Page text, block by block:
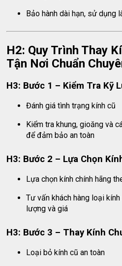
Bảo hành dài hạn, sử dụng
H2: Quy Trình Thay
Tận Nơi Chuẩn
H3: Bước 1 – Kiểm Tra Kỹ
Đánh giá tình trạng kính cũ
Kiểm tra khung, gioăng và
để đảm bảo an toàn
H3: Bước 2 – Lựa Chọn
Lựa chọn kính chính hãng
Tư vấn khách hàng loại
lượng và giá
H3: Bước 3 – Thay Kính
Loại bỏ kính cũ an toàn